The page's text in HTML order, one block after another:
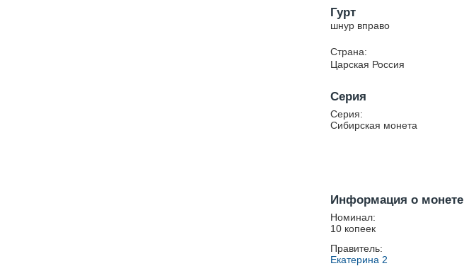
Гурт
шнур вправо
Страна:
Царская Россия
Серия
Серия:
Сибирская монета
Информация о монете
Номинал:
10 копеек
Правитель:
Екатерина 2